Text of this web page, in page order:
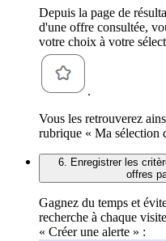
Depuis la page de
d'une offre consultée,
votre choix à votre
.
Vous les retrouverez
rubrique « Ma sélection
6. Enregistrer les
offres
Gagnez du temps et
recherche à chaque
« Créer une alerte » :